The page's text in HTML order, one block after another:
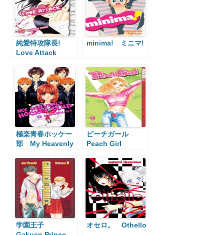
純愛特攻隊長!
Love Attack
minima! ミニマ!
極楽青春ホッケー
部 My Heavenly
ピーチガール
Peach Girl
学園王子
オセロ。 Othello